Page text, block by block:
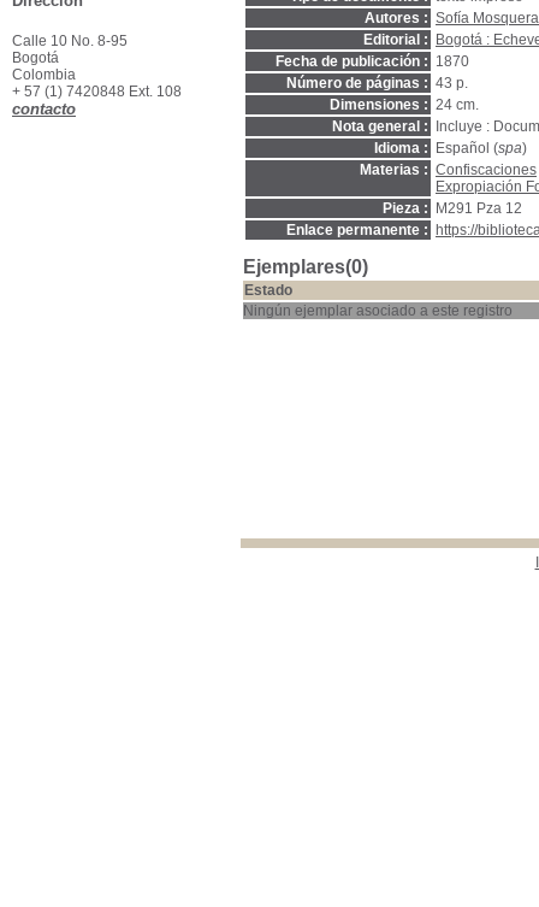
Autores : Sofía
Editorial :
Bogotá :
Fecha de publicación : 1870
Número de páginas : 43 p.
Dimensiones : 24 cm.
Nota general :
Incluye :
Idioma :
Español (spa)
Materias : Confiscaciones
Expropiación
Pieza :
M291 Pza 12
Enlace permanente :
https://
Ejemplares(0)
Estado
Ningún ejemplar asociado a este registro
Calle 10 No. 8-95
Bogotá
Colombia
+ 57 (1) 7420848 Ext. 108
contacto